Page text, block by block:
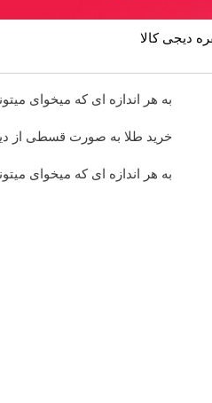
دیجی کالا
به هر اندازه ای که میخوای
خرید طلا به صورت قسطی از
به هر اندازه ای که میخوای